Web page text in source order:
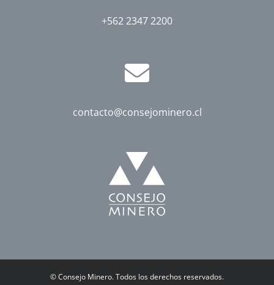
+562 2347 2200
contacto@consejominero.cl
©Consejo Minero. Todos los derechos reservados.